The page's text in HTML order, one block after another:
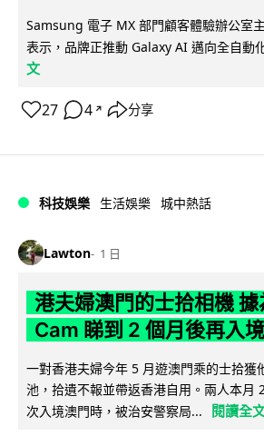
Samsung 電子 MX 部門顧客體驗辦公室
表示，品牌正推動 Galaxy AI 邁向全自動
文
27 4 ↗ 分享
科技娛樂 生活娛樂 城中熱話
Lawton 1 日
港夫婦澳門的士拾相機
Cam 睇到 2 個月後再入
一對香港夫婦今年 5 月遊澳門乘的士拾獲
池，拾遺不報並帶返香港自用。兩人本月
次入境澳門時，被治安警察局...
閱讀全